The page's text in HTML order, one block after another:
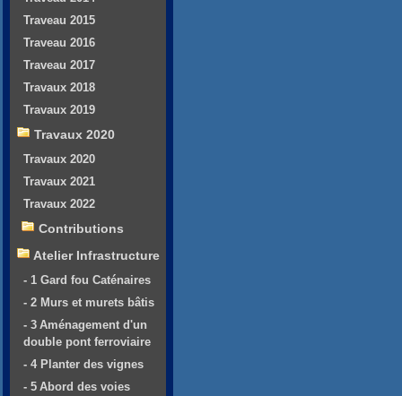
Traveau 2015
Traveau 2016
Traveau 2017
Travaux 2018
Travaux 2019
Travaux 2020
Travaux 2020
Travaux 2021
Travaux 2022
Contributions
Atelier Infrastructure
- 1 Gard fou Caténaires
- 2 Murs et murets bâtis
- 3 Aménagement d'un
double pont ferroviaire
- 4 Planter des vignes
- 5 Abord des voies